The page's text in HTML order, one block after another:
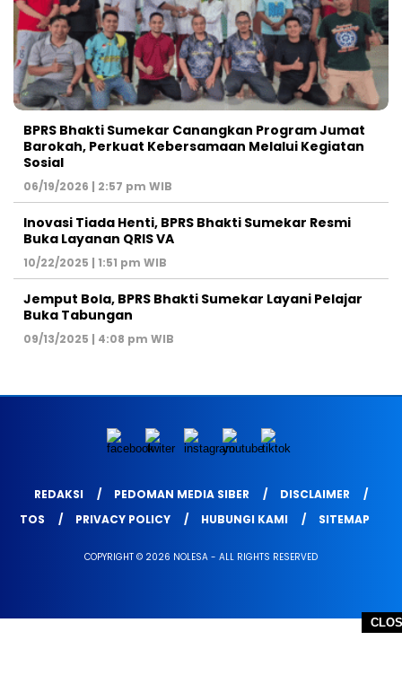
BPRS Bhakti Sumekar Canangkan Program Jumat
Barokah, Perkuat Kebersamaan Melalui Kegiatan
Sosial
06/19/2026 | 2:57 pm WIB
Inovasi Tiada Henti, BPRS Bhakti Sumekar Resmi
Buka Layanan QRIS VA
10/22/2025 | 1:51 pm WIB
Jemput Bola, BPRS Bhakti Sumekar Layani Pelajar
Buka Tabungan
09/13/2025 | 4:08 pm WIB
REDAKSI PEDOMAN MEDIA SIBER
DISCLAIMER
TOS
PRIVACY POLICY HUBUNGI KAMI SITEMAP
COPYRIGHT © 2026 NOLESA - ALL RIGHTS RESERVED